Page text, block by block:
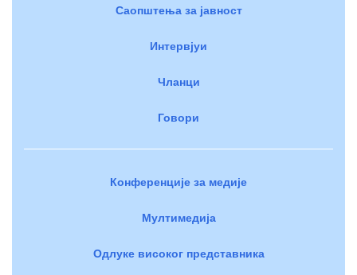
Саопштења за јавност
Интервјуи
Чланци
Говори
Конференције за медије
Мултимедија
Одлуке високог представника